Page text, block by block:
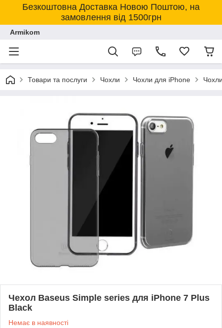
Безкоштовна Доставка Новою Поштою, на
замовлення від 1500грн
Armikom
Товари та послуги Чохли Чохли для iPhone
Чехол Baseus Simple series для iPhone 7 Plus
Black
Немає в наявності